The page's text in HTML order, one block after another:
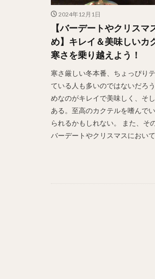
2024年12月1日
【バーデートやクリス
め】キレイ＆美味しいカ
寒さを乗り越えよう！
寒さ厳しい冬本番、ちょっぴり
ている人も多いのではないだろ
めなのがキレイで美味しく、そ
ある。至高のカクテルを嗜んで
られるかもしれない。 また、そ
バーデートやクリスマスにおい